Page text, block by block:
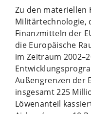
Zu den materiellen
Militärtechnologie,
Finanzmitteln der
die Europäische
im Zeitraum
Außengrenzen der
insgesamt 225
Löwenanteil